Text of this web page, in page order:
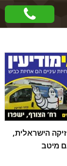
הישראלית,
מיטב